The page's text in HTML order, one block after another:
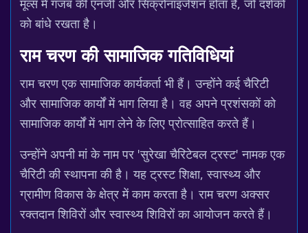
मूव्स में गजब की एनर्जी और सिंक्रोनाइजेशन होता है, जो दर्शकों
को बांधे रखता है।
राम चरण की सामाजिक गतिविधियां
राम चरण एक सामाजिक कार्यकर्ता भी हैं। उन्होंने कई चैरिटी
और सामाजिक कार्यों में भाग लिया है। वह अपने प्रशंसकों को
सामाजिक कार्यों में भाग लेने के लिए प्रोत्साहित करते हैं।
उन्होंने अपनी मां के नाम पर 'सुरेखा चैरिटेबल ट्रस्ट' नामक एक
चैरिटी की स्थापना की है। यह ट्रस्ट शिक्षा, स्वास्थ्य और
ग्रामीण विकास के क्षेत्र में काम करता है। राम चरण अक्सर
रक्तदान शिविरों और स्वास्थ्य शिविरों का आयोजन करते हैं।